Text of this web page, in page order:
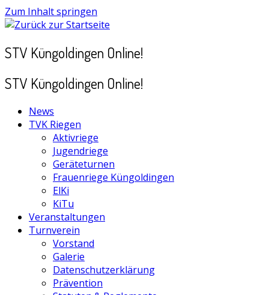
Zum Inhalt springen
STV Küngoldingen Online!
STV Küngoldingen Online!
News
TVK Riegen
Aktivriege
Jugendriege
Geräteturnen
Frauenriege Küngoldingen
ElKi
KiTu
Veranstaltungen
Turnverein
Vorstand
Galerie
Datenschutzerklärung
Prävention